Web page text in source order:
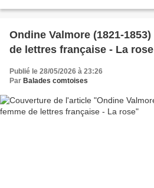
Ondine Valmore (1821-1853) poétesse et femme
de lettres française - La rose
Publié le 28/05/2026 à 23:26
Par Balades comtoises